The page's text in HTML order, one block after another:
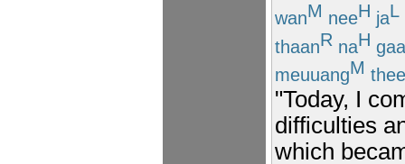
wanM neeH jaL
thaanR naH
meuuangM thee
"Today, I
difficulties
which